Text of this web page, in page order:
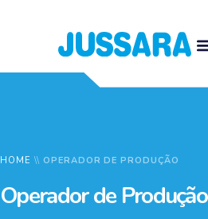
HOME \\OPERADOR DE PRODUÇÃO
Operador de Produção